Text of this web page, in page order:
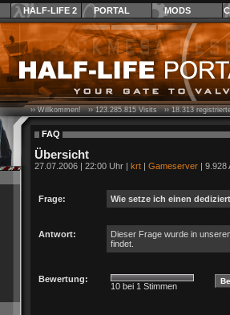
HALF-LIFE 2 PORTAL MODS
›› Willkommen! ››123.285.815Visits ››18.313
FAQ
Übersicht
27.07.2006 | 22:00 Uhr | krt | Gameserver | 9.928
Frage: Wie setze ich einen
Antwort:
Dieser Frage wurde in
findet.
Bewertung:
10 bei 1 Stimmen